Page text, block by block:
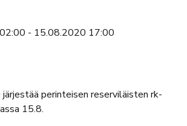
- 15.08.2020 17:00
järjestää perinteisen reserviläisten rk-
15.8.